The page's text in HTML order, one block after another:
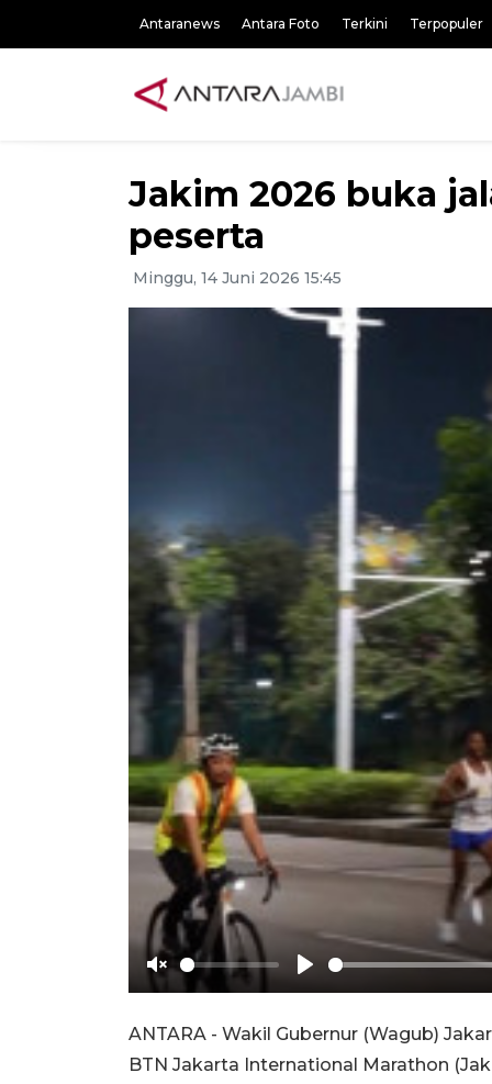
Antaranews Antara Foto Terkini Terpopuler
Jakim 2026 buka
peserta
Minggu, 14 Juni 2026 15:45
Unmute Play
ANTARA - Wakil Gubernur (Wagub)
BTN Jakarta International Marathon